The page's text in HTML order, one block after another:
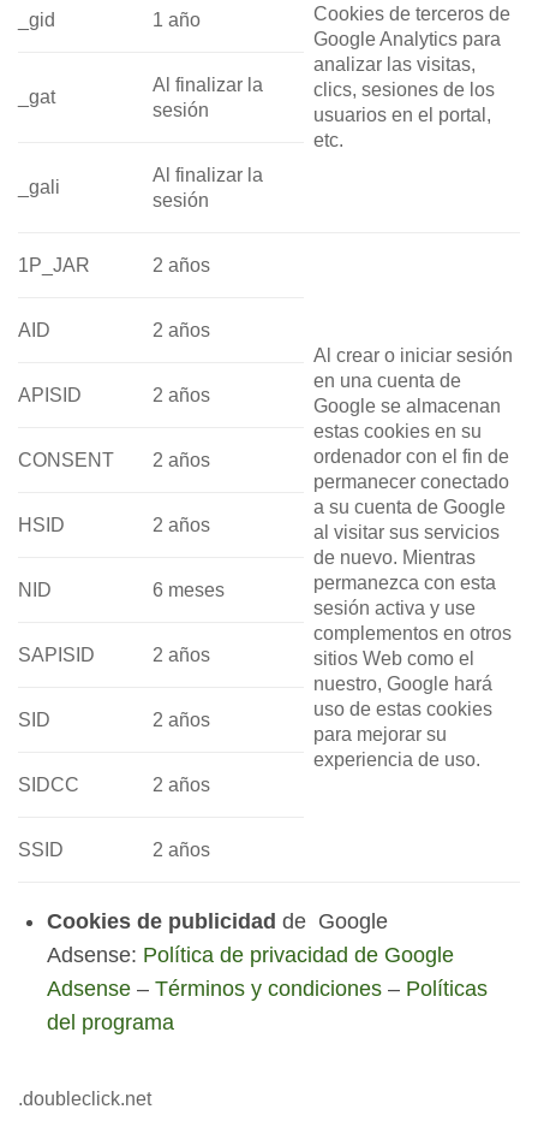
Cookies de terceros de
Google Analytics para
analizar las visitas,
clics, sesiones de los
usuarios en el portal,
etc.
_gid 1 año
_gat
Al finalizar la
sesión
_gali
Al finalizar la
sesión
1P_JAR 2 años
Al crear o iniciar sesión
en una cuenta de
Google se almacenan
estas cookies en su
ordenador con el fin de
permanecer conectado
a su cuenta de Google
al visitar sus servicios
de nuevo. Mientras
permanezca con esta
sesión activa y use
complementos en otros
sitios Web como el
nuestro, Google hará
uso de estas cookies
para mejorar su
experiencia de uso.
AID 2 años
APISID 2 años
CONSENT 2 años
HSID 2 años
NID 6 meses
SAPISID 2 años
SID 2 años
SIDCC 2 años
SSID 2 años
Cookies de publicidad de Google
Adsense: Política de privacidad de Google
Adsense– Términos y condiciones– Políticas
del programa
.doubleclick.net